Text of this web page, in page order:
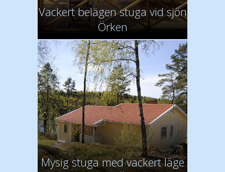
Vackert belägen stuga vid sjön
Örken
Mysig stuga med vackert läge